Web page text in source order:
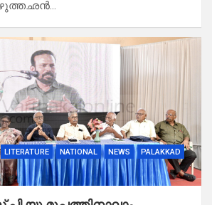
LITERATURE NATIONAL NEWS
PALAKKAD